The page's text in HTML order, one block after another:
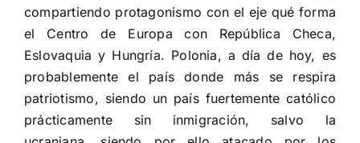
compartiendo protagonismo con el eje qué forma
el Centro de Europa con República Checa,
Eslovaquia y Hungría. Polonia, a día de hoy, es
probablemente el país donde más se respira
patriotismo, siendo un país fuertemente católico
prácticamente sin inmigración, salvo la